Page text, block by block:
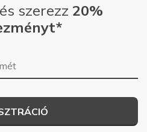
szerezz 20%